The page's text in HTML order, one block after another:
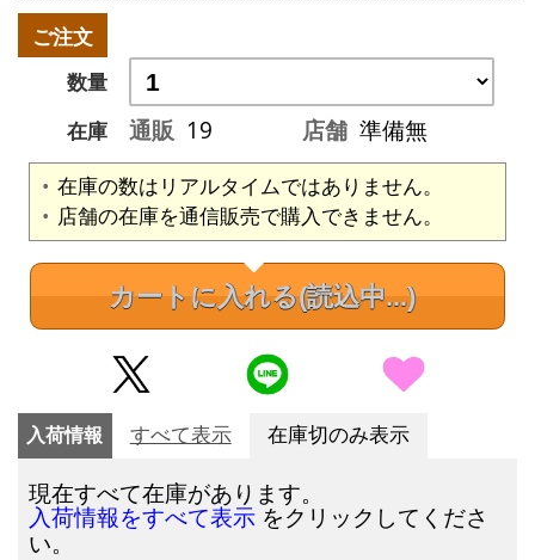
ご注文
数量
在庫
通販 19 店舗 準備無
在庫の数はリアルタイムではありません。
店舗の在庫を通信販売で購入できません。
カートに入れる(読込中...)
入荷情報 すべて表示 在庫切のみ表示
現在すべて在庫があります。
入荷情報をすべて表示 をクリックしてくださ
い。